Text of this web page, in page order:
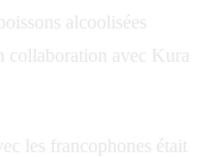
alcoolisées
collaboration avec Kura
les francophones était